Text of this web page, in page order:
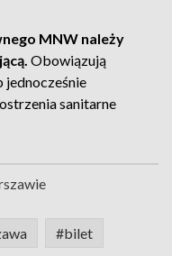
MNW należy
Obowiązują
jednocześnie
sanitarne
#bilet